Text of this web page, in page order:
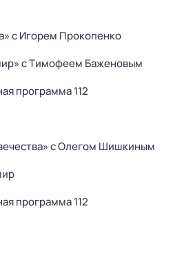
с Игорем Прокопенко
с Тимофеем Баженовым
программа 112
с Олегом Шишкиным
программа 112